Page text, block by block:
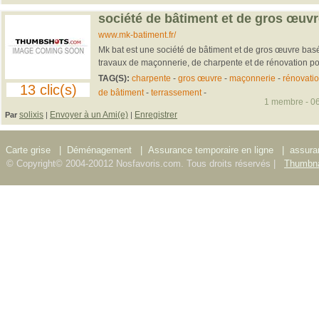
13 clic(s)
société de bâtiment et de gros
www.mk-batiment.fr/
Mk bat est une société de bâtiment et de gros œuvre
travaux de maçonnerie, de charpente et de rénovation
TAG(S): charpente - gros œuvre - maçonnerie -
de bâtiment- terrassement-
Par solixis | Envoyer à un Ami(e) | Enregistrer
1 membre -
Carte grise Déménagement Assurance temporaire en ligne
© Copyright© 2004-20012 Nosfavoris.com. Tous droits réservés |